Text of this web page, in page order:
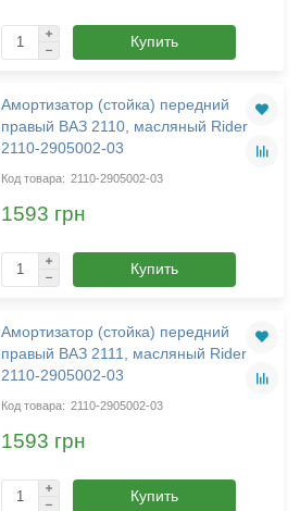
Купить
Амортизатор (стойка) передний
правый ВАЗ 2110, масляный Rider
2110-2905002-03
2110-2905002-03
1593 грн
Купить
Амортизатор (стойка) передний
правый ВАЗ 2111, масляный Rider
2110-2905002-03
2110-2905002-03
1593 грн
Купить